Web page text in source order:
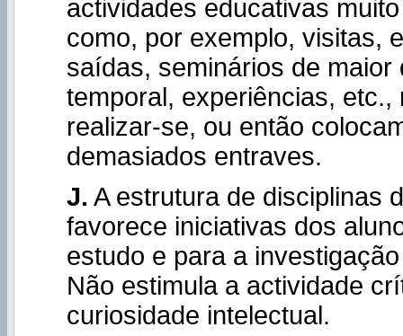
actividades educativas
como, por exemplo, visitas,
saídas, seminários de maior
temporal, experiências, etc.,
realizar-se, ou então
demasiados entraves.
J. A estrutura de disciplinas
favorece iniciativas dos
estudo e para a
Não estimula a actividade
curiosidade intelectual.